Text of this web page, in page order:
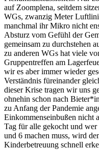
auf Zoomplena, seitdem
WGs, zwanzig Meter
manchmal ihr Mikro nicht
Absturz vom Gefühl der
gemeinsam zu durchstehen
zu anderen WGs hat viele
Gruppentreffen am
wir es aber immer wieder
Verständnis füreinander
dieser Krise tragen wir uns
ohnehin schon nach
zu Anfang der Pandemie
Einkommenseinbußen nicht
Tag für alle gekocht und
und 6 machen muss, wird
Kinderbetreuung schnell